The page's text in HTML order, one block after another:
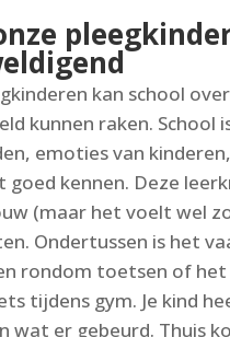
kan school
kunnen raken. School
emoties van
goed kennen. Deze
(maar het voelt wel
Ondertussen is het
rondom toetsen of
tijdens gym. Je kind
wat er gebeurd. Thuis